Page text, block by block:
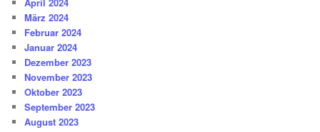
März 2024
Februar 2024
Januar 2024
Dezember 2023
November 2023
Oktober 2023
September 2023
August 2023